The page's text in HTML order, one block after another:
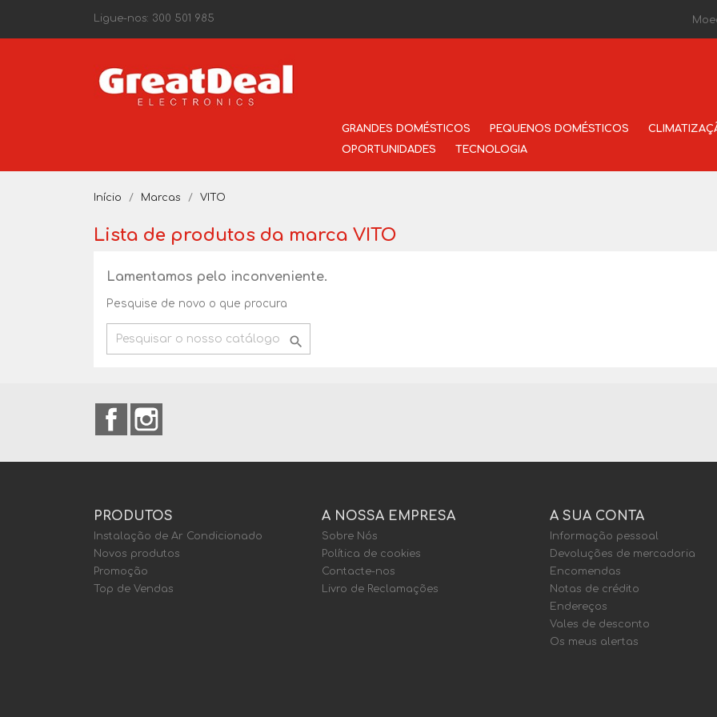
Ligue-nos: 300 501 985
GRANDES DOMÉSTICOS PEQUENOS DOMÉSTICOS
OPORTUNIDADES
TECNOLOGIA
Início Marcas VITO
Lista de produtos da marca VITO
Lamentamos pelo inconveniente.
Pesquise de novo o que procura

Facebook
PRODUTOS
Instalação de Ar Condicionado
Novos produtos
Promoção
Top de Vendas
A NOSSA EMPRESA
Sobre Nós
Política de cookies
Contacte-nos
Livro de Reclamações
A SUA CONTA
Informação pessoal
Devoluções de mercadoria
Encomendas
Notas de crédito
Endereços
Vales de desconto
Os meus alertas